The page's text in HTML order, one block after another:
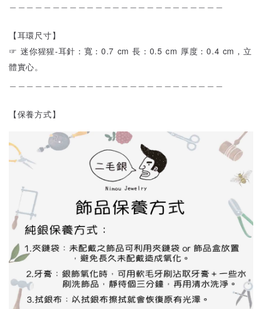
【耳環尺寸】
☞ 迷你猩猩-耳針：寬：0.7 cm 長：0.5 cm 厚度：0.4 cm，立
體實心。
【保養方式】